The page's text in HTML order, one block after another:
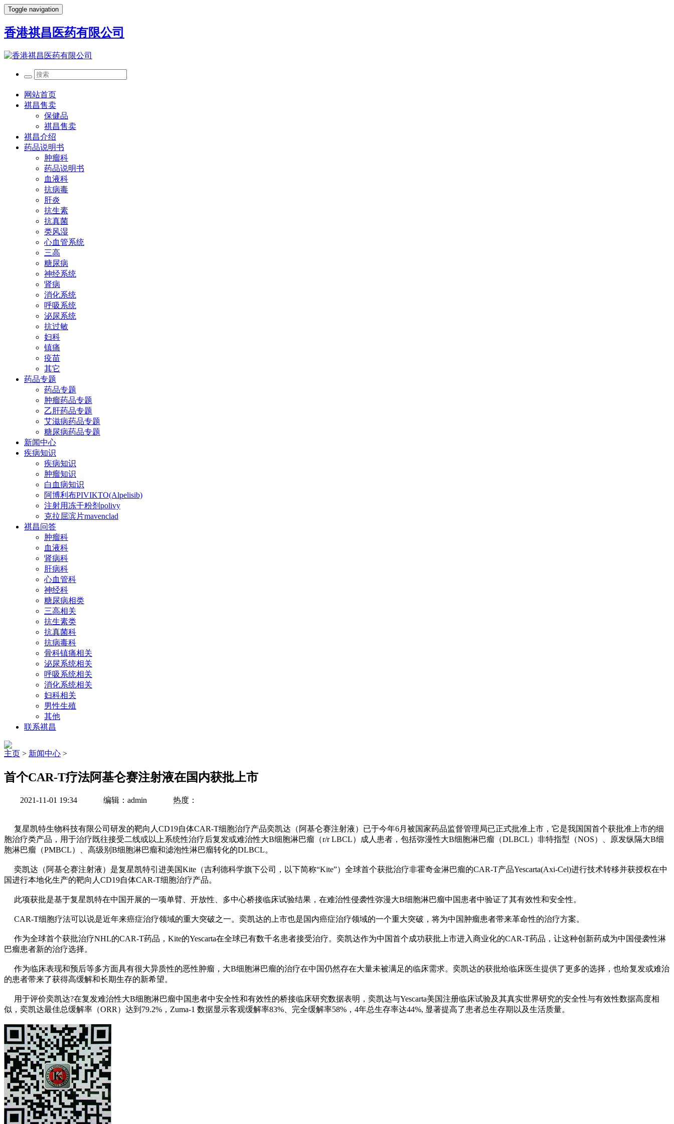
Toggle navigation
香港祺昌医药有限公司
网站首页
祺昌售卖
保健品
祺昌售卖
祺昌介绍
药品说明书
肿瘤科
药品说明书
血液科
抗病毒
肝炎
抗生素
抗真菌
类风湿
心血管系统
三高
糖尿病
神经系统
肾病
消化系统
呼吸系统
泌尿系统
抗过敏
妇科
镇痛
疫苗
其它
药品专题
药品专题
肿瘤药品专题
乙肝药品专题
艾滋病药品专题
糖尿病药品专题
新闻中心
疾病知识
疾病知识
肿瘤知识
白血病知识
阿博利布PIVIKTO(Alpelisib)
注射用冻干粉剂polivy
克拉屈滨片mavenclad
祺昌问答
肿瘤科
血液科
肾病科
肝病科
心血管科
神经科
糖尿病相类
三高相关
抗生素类
抗真菌科
抗病毒科
骨科镇痛相关
泌尿系统相关
呼吸系统相关
消化系统相关
妇科相关
男性生殖
其他
联系祺昌
主页 > 新闻中心 >
首个CAR-T疗法阿基仑赛注射液在国内获批上市
2021-11-01 19:34 编辑：admin 热度：
复星凯特生物科技有限公司研发的靶向人CD19自体CAR-T细胞治疗产品奕凯达（阿基仑赛注射液）已于今年6月被国家药品监督管理局已正式批准上市，它是我国国首个获批准上市的细
胞治疗类产品，用于治疗既往接受二线或以上系统性治疗后复发或难治性大B细胞淋巴瘤（r/r LBCL）成人患者，包括弥漫性大B细胞淋巴瘤（DLBCL）非特指型（NOS）、原发纵隔大B细
胞淋巴瘤（PMBCL）、高级别B细胞淋巴瘤和滤泡性淋巴瘤转化的DLBCL。
奕凯达（阿基仑赛注射液）是复星凯特引进美国Kite（吉利德科学旗下公司，以下简称“Kite”）全球首个获批治疗非霍奇金淋巴瘤的CAR-T产品Yescarta(Axi-Cel)进行技术转移并获授权在中
国进行本地化生产的靶向人CD19自体CAR-T细胞治疗产品。
此项获批是基于复星凯特在中国开展的一项单臂、开放性、多中心桥接临床试验结果，在难治性侵袭性弥漫大B细胞淋巴瘤中国患者中验证了其有效性和安全性。
CAR-T细胞疗法可以说是近年来癌症治疗领域的重大突破之一。奕凯达的上市也是国内癌症治疗领域的一个重大突破，将为中国肿瘤患者带来革命性的治疗方案。
作为全球首个获批治疗NHL的CAR-T药品，Kite的Yescarta在全球已有数千名患者接受治疗。奕凯达作为中国首个成功获批上市进入商业化的CAR-T药品，让这种创新药成为中国侵袭性淋
巴瘤患者新的治疗选择。
作为临床表现和预后等多方面具有很大异质性的恶性肿瘤，大B细胞淋巴瘤的治疗在中国仍然存在大量未被满足的临床需求。奕凯达的获批给临床医生提供了更多的选择，也给复发或难治
的患者带来了获得高缓解和长期生存的新希望。
用于评价奕凯达?在复发难治性大B细胞淋巴瘤中国患者中安全性和有效性的桥接临床研究数据表明，奕凯达与Yescarta美国注册临床试验及其真实世界研究的安全性与有效性数据高度相
似，奕凯达最佳总缓解率（ORR）达到79.2%，Zuma-1 数据显示客观缓解率83%、完全缓解率58%，4年总生存率达44%, 显著提高了患者总生存期以及生活质量。